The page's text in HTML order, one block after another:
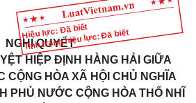
Hiệu lực: Đã biết
Tình trạng hiệu lực: Đã biết
NGHỊ QUYẾT
HIỆP ĐỊNH HÀNG HẢI GIỮA
CỘNG HÒA XÃ HỘI CHỦ NGHĨA
PHỦ NƯỚC CỘNG HÒA THỔ NHĨ